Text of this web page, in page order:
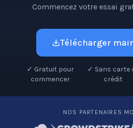
Commencez votre essai
Télécharger
✓ Gratuit pour
commencer
✓ Sans carte
crédit
NOS PARTENAIRES